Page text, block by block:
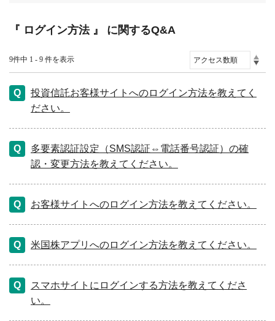
『 ログイン方法 』 に関するQ&A
9件中 1 - 9 件を表示
投資信託お客様サイトへのログイン方法を教えてく
ださい。
多要素認証設定（SMS認証⇔電話番号認証）の確
認・変更方法を教えてください。
お客様サイトへのログイン方法を教えてください。
米国株アプリへのログイン方法を教えてください。
スマホサイトにログインする方法を教えてくださ
い。